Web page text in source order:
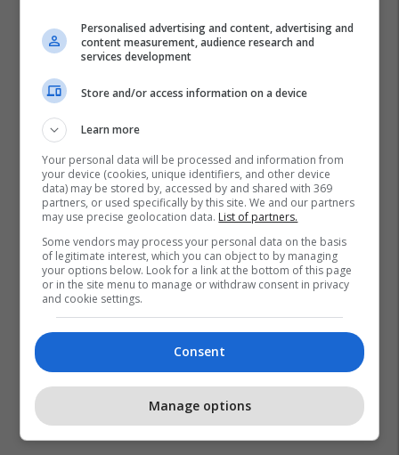
Personalised advertising and content, advertising and
content measurement, audience research and
services development
Store and/or access information on a device
Learn more
Your personal data will be processed and information from
your device (cookies, unique identifiers, and other device
data) may be stored by, accessed by and shared with 369
partners, or used specifically by this site. We and our partners
may use precise geolocation data. List of partners.
Some vendors may process your personal data on the basis
of legitimate interest, which you can object to by managing
your options below. Look for a link at the bottom of this page
or in the site menu to manage or withdraw consent in privacy
and cookie settings.
Consent
Manage options